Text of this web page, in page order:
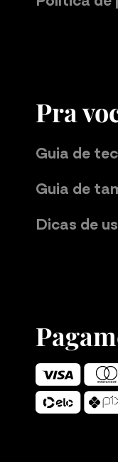
Pra
Guia de
Guia de
Dicas de